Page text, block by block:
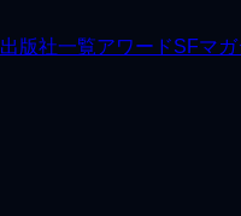
出版社一覧アワードSFマガ